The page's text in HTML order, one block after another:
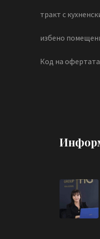
тракт с
избено
Код на